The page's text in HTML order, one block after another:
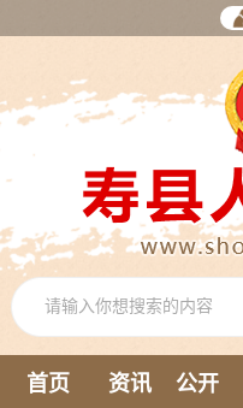
首页 资讯 公开